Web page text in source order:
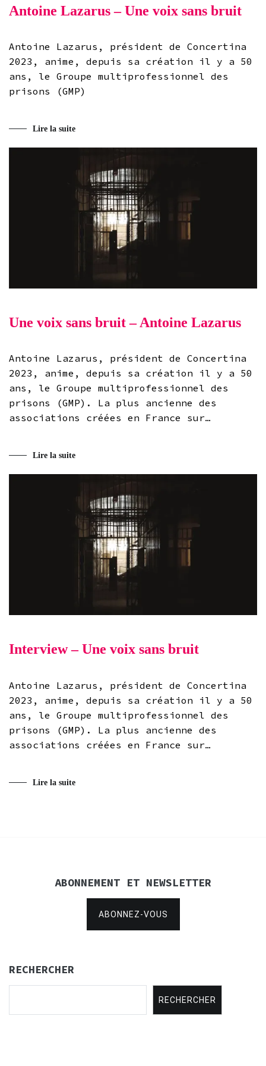
Antoine Lazarus – Une voix sans bruit
Antoine Lazarus, président de Concertina
2023, anime, depuis sa création il y a 50
ans, le Groupe multiprofessionnel des
prisons (GMP)
Lire la suite
Une voix sans bruit – Antoine Lazarus
Antoine Lazarus, président de Concertina
2023, anime, depuis sa création il y a 50
ans, le Groupe multiprofessionnel des
prisons (GMP). La plus ancienne des
associations créées en France sur…
Lire la suite
Interview – Une voix sans bruit
Antoine Lazarus, président de Concertina
2023, anime, depuis sa création il y a 50
ans, le Groupe multiprofessionnel des
prisons (GMP). La plus ancienne des
associations créées en France sur…
Lire la suite
ABONNEMENT ET NEWSLETTER
ABONNEZ-VOUS
RECHERCHER
RECHERCHER